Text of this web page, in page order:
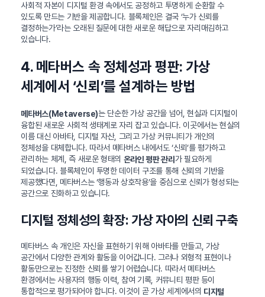
사회적 자본이 디지털 환경 속에서도 공정하고 투명하게 순환할 수
있도록 만드는 기반을 제공합니다. 블록체인은 결국 ‘누가 신뢰를
결정하는가’라는 오래된 질문에 대한 새로운 해답으로 자리매김하고
있습니다.
4. 메타버스 속 정체성과 평판: 가상
세계에서 ‘신뢰’를 설계하는 방법
메타버스(Metaverse)는 단순한 가상 공간을 넘어, 현실과 디지털이
융합된 새로운 사회적 생태계로 자리 잡고 있습니다. 이곳에서는 현실의
이름 대신 아바타, 디지털 자산, 그리고 가상 커뮤니티가 개인의
정체성을 대체합니다. 따라서 메타버스 내에서도 ‘신뢰’를 평가하고
관리하는 체계, 즉 새로운 형태의 온라인 평판 관리가 필요하게
되었습니다. 블록체인이 투명한 데이터 구조를 통해 신뢰의 기반을
제공했다면, 메타버스는 ‘행동과 상호작용’을 중심으로 신뢰가 형성되는
공간으로 진화하고 있습니다.
디지털 정체성의 확장: 가상 자아의 신뢰 구축
메타버스 속 개인은 자신을 표현하기 위해 아바타를 만들고, 가상
공간에서 다양한 관계와 활동을 이어갑니다. 그러나 외형적 표현이나
활동만으로는 진정한 신뢰를 쌓기 어렵습니다. 따라서 메타버스
환경에서는 사용자의 행동 이력, 참여 기록, 커뮤니티 평판 등이
통합적으로 평가되어야 합니다. 이것이 곧 가상 세계에서의 디지털